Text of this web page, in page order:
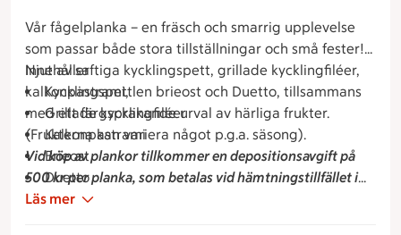
Vår fågelplanka – en fräsch och smarrig upplevelse
som passar både stora tillställningar och små fester!
Njut av saftiga kycklingspett, grillade kycklingfiléer,
kalkonpastrami, len brieost och Duetto, tillsammans
med ett färgsprakande urval av härliga frukter.
Innehåller
Kycklingspett
Grillade kycklingfiléer
Kalkonpastrami
Brieost
Duetto
Ananas
(Frukterna kan variera något p.g.a. säsong).
Vid köp av plankor tillkommer en depositionsavgift på
500 kr per planka, som betalas vid hämtningstillfället i
butiken. Vid återlämning av plankorna till butiken
Läs mer